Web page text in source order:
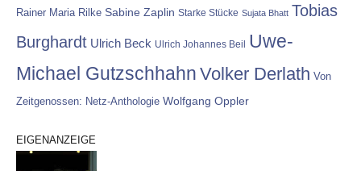
Rainer Maria Rilke Sabine Zaplin Starke Stücke Sujata Bhatt Tobias
Burghardt Ulrich Beck Ulrich Johannes Beil Uwe-
Michael Gutzschhahn Volker Derlath Von
Zeitgenossen: Netz-Anthologie Wolfgang Oppler
EIGENANZEIGE